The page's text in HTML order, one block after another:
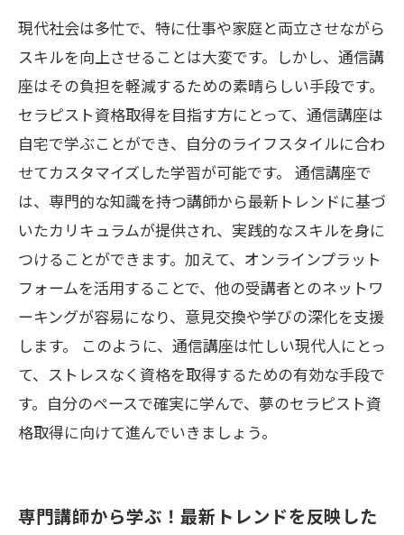
現代社会は多忙で、特に仕事や家庭と両立させながら
スキルを向上させることは大変です。しかし、通信講
座はその負担を軽減するための素晴らしい手段です。
セラピスト資格取得を目指す方にとって、通信講座は
自宅で学ぶことができ、自分のライフスタイルに合わ
せてカスタマイズした学習が可能です。 通信講座で
は、専門的な知識を持つ講師から最新トレンドに基づ
いたカリキュラムが提供され、実践的なスキルを身に
つけることができます。加えて、オンラインプラット
フォームを活用することで、他の受講者とのネットワ
ーキングが容易になり、意見交換や学びの深化を支援
します。 このように、通信講座は忙しい現代人にとっ
て、ストレスなく資格を取得するための有効な手段で
す。自分のペースで確実に学んで、夢のセラピスト資
格取得に向けて進んでいきましょう。
専門講師から学ぶ！最新トレンドを反映した